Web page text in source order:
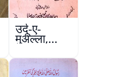
उर्दू-ए-
मुअल्ला,
कानपुर